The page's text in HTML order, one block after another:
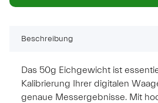
Beschreibung
Das 50g Eichgewicht ist
Kalibrierung Ihrer digitalen
genaue Messergebnisse. Mit